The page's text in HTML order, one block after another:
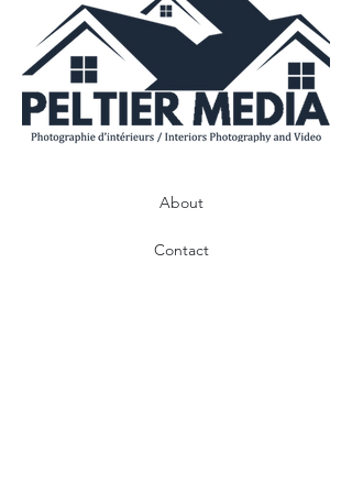
About
Contact